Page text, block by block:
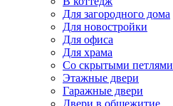
Для загородного дома
Для новостройки
Для офиса
Для храма
Со скрытыми петлями
Этажные двери
Гаражные двери
Двери в общежитие